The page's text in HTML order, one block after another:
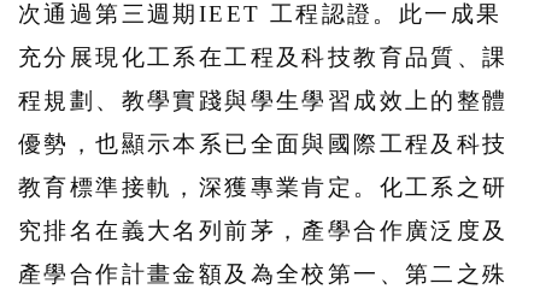
次通過第三週期IEET 工程認證。此一成果
充分展現化工系在工程及科技教育品質、課
程規劃、教學實踐與學生學習成效上的整體
優勢，也顯示本系已全面與國際工程及科技
教育標準接軌，深獲專業肯定。化工系之研
究排名在義大名列前茅，產學合作廣泛度及
產學合作計畫金額及為全校第一、第二之殊